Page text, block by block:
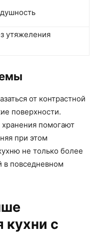
утяжеления
от контрастной
поверхности.
помогают
при этом
не только более
в повседневном
кухни с